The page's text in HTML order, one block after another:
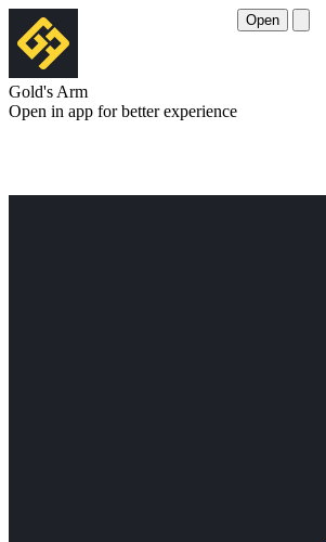
Gold's Arm
Open in app for better experience
Open